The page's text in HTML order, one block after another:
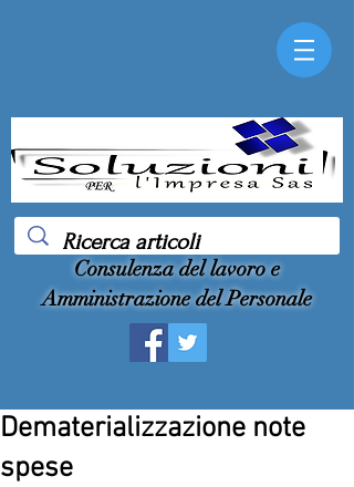
Consulenza del lavoro e
Amministrazione del Personale
Dematerializzazione note
spese